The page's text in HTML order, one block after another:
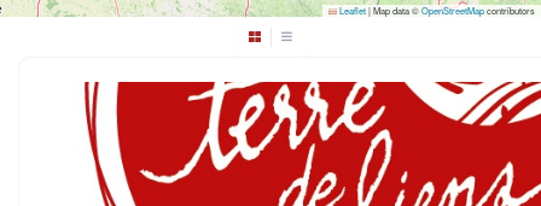
Leaflet|Map data ©OpenStreetMapcontributors